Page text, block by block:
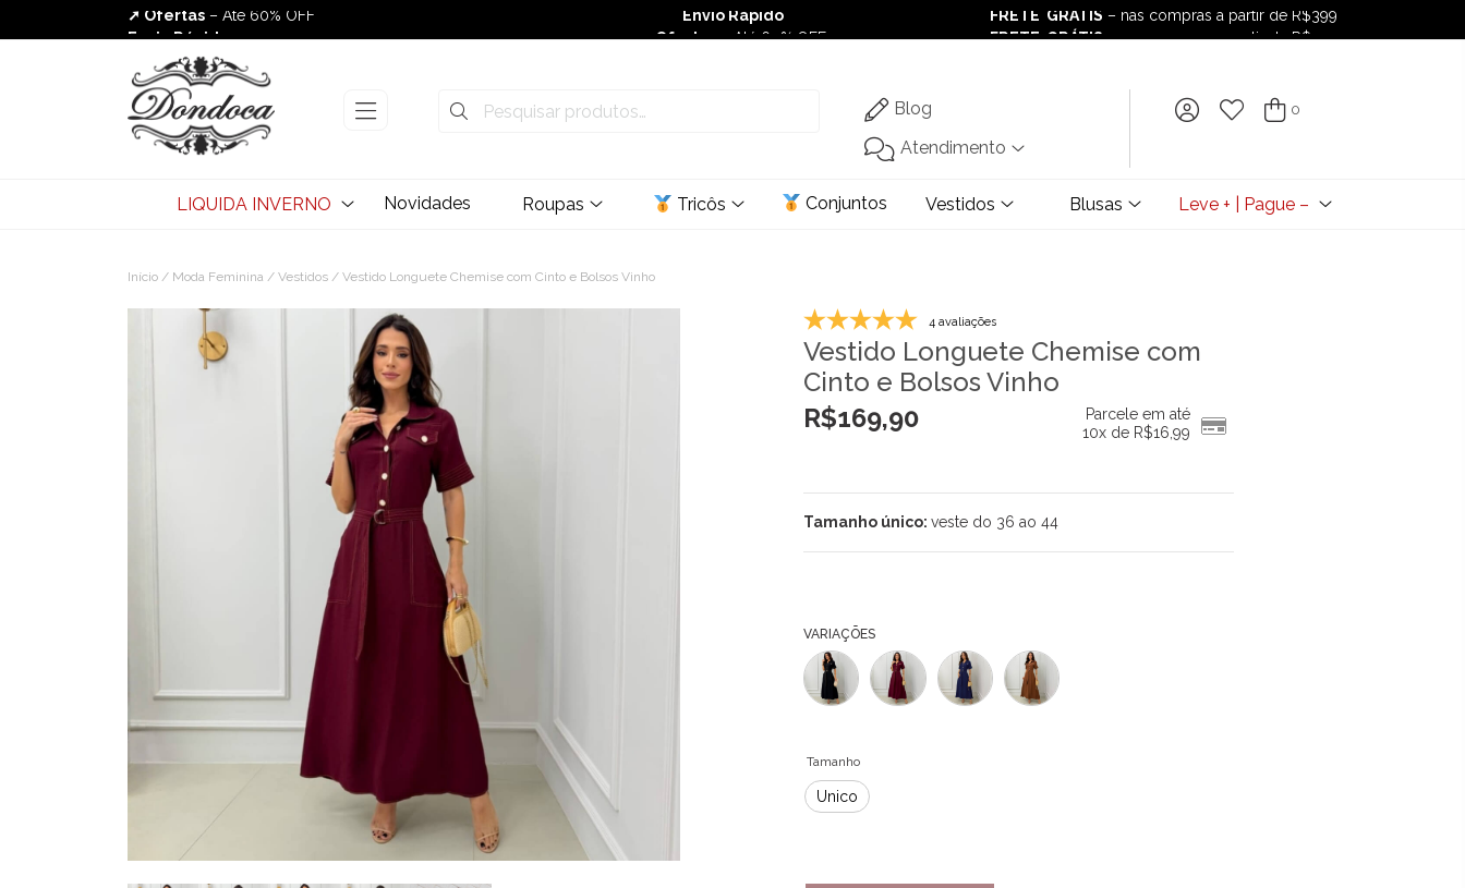
➚ Ofertas – Até 60% OFF
Envio Rápido
Envio Rápido
➚ Ofertas– Até 60% OFF
FRETE GRÁTIS – nas compras a partir de R$399
FRETE GRÁTIS– nas compras a partir de R$399
Blog
Atendimento
0
LIQUIDA INVERNO Novidades Roupas Tricôs Conjuntos Vestidos Blusas Leve + | Pague –
Início / Moda Feminina / Vestidos / Vestido Longuete Chemise com Cinto e Bolsos Vinho
4 avaliações
Vestido Longuete Chemise com
Cinto e Bolsos Vinho
R$169,90
Parcele em até
10x de R$16,99
Tamanho único: veste do 36 ao 44
VARIAÇÕES
Tamanho
Único